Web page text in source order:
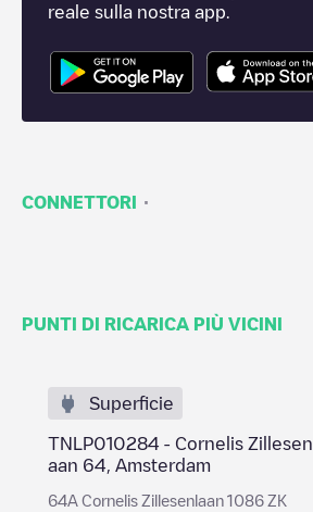
reale sulla nostra app.
CONNETTORI ·
PUNTI DI RICARICA PIÙ VICINI
Superficie
TNLP010284 - Cornelis Zillesenl
aan 64, Amsterdam
64A Cornelis Zillesenlaan 1086 ZK